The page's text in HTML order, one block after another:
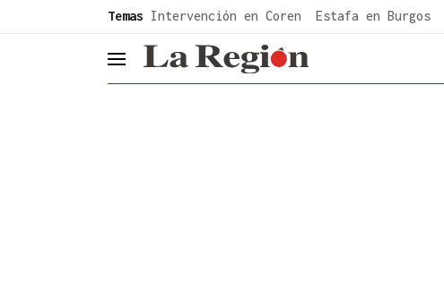
Temas Intervención en Coren Estafa en Burgos
header.menu.open